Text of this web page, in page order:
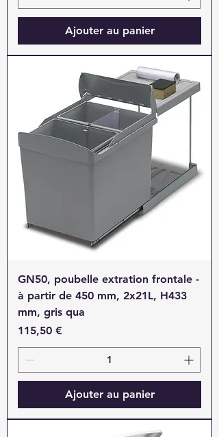
Ajouter au panier
GN50, poubelle extration frontale -
à partir de 450 mm, 2x21L, H433
mm, gris qua
Prix
115,50 €
Ajouter au panier